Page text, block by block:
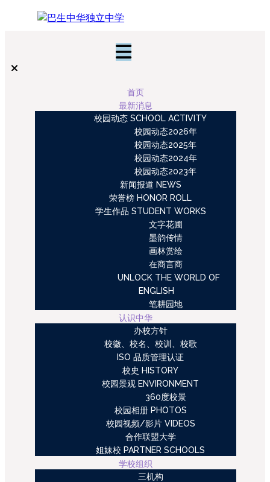
首页
最新消息
校园动态 SCHOOL ACTIVITY
校园动态2026年
校园动态2025年
校园动态2024年
校园动态2023年
新闻报道 NEWS
荣誉榜 HONOR ROLL
学生作品 STUDENT WORKS
文字花圃
墨韵传情
画林赏绘
在商言商
UNLOCK THE WORLD OF
ENGLISH
笔耕园地
认识中华
办校方针
校徽、校名、校训、校歌
ISO 品质管理认证
校史 HISTORY
校园景观 ENVIRONMENT
360度校景
校园相册 PHOTOS
校园视频/影片 VIDEOS
合作联盟大学
姐妹校 PARTNER SCHOOLS
学校组织
三机构